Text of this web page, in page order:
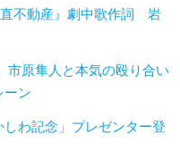
直不動産』劇中歌作詞 岩
市原隼人と本気の殴り合い
ーン
わ記念」プレゼンター登